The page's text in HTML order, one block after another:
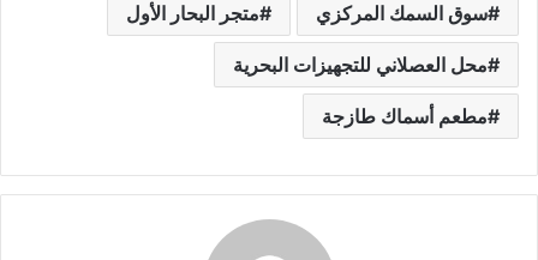
سوق السمك المركزي متجر البحار الأول
محل العصلاني للتجهيزات البحرية
مطعم أسماك طازجة